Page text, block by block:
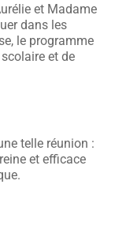
et Madame
dans les
le programme
et de
telle réunion :
et efficace